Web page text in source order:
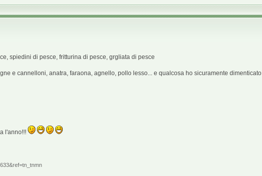
spiedini di pesce, fritturina di pesce, grgliata di pesce
e cannelloni, anatra, faraona, agnello, pollo lesso... e qualcosa ho sicuramente dimenticato
l'anno!!!